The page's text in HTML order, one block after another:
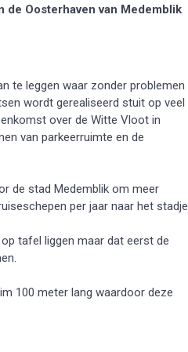
Oosterhaven van Medemblik
te leggen waar zonder problemen
wordt gerealiseerd stuit op veel
over de Witte Vloot in
van parkeerruimte en de
de stad Medemblik om meer
per jaar naar het stadje
tafel liggen maar dat eerst de
100 meter lang waardoor deze